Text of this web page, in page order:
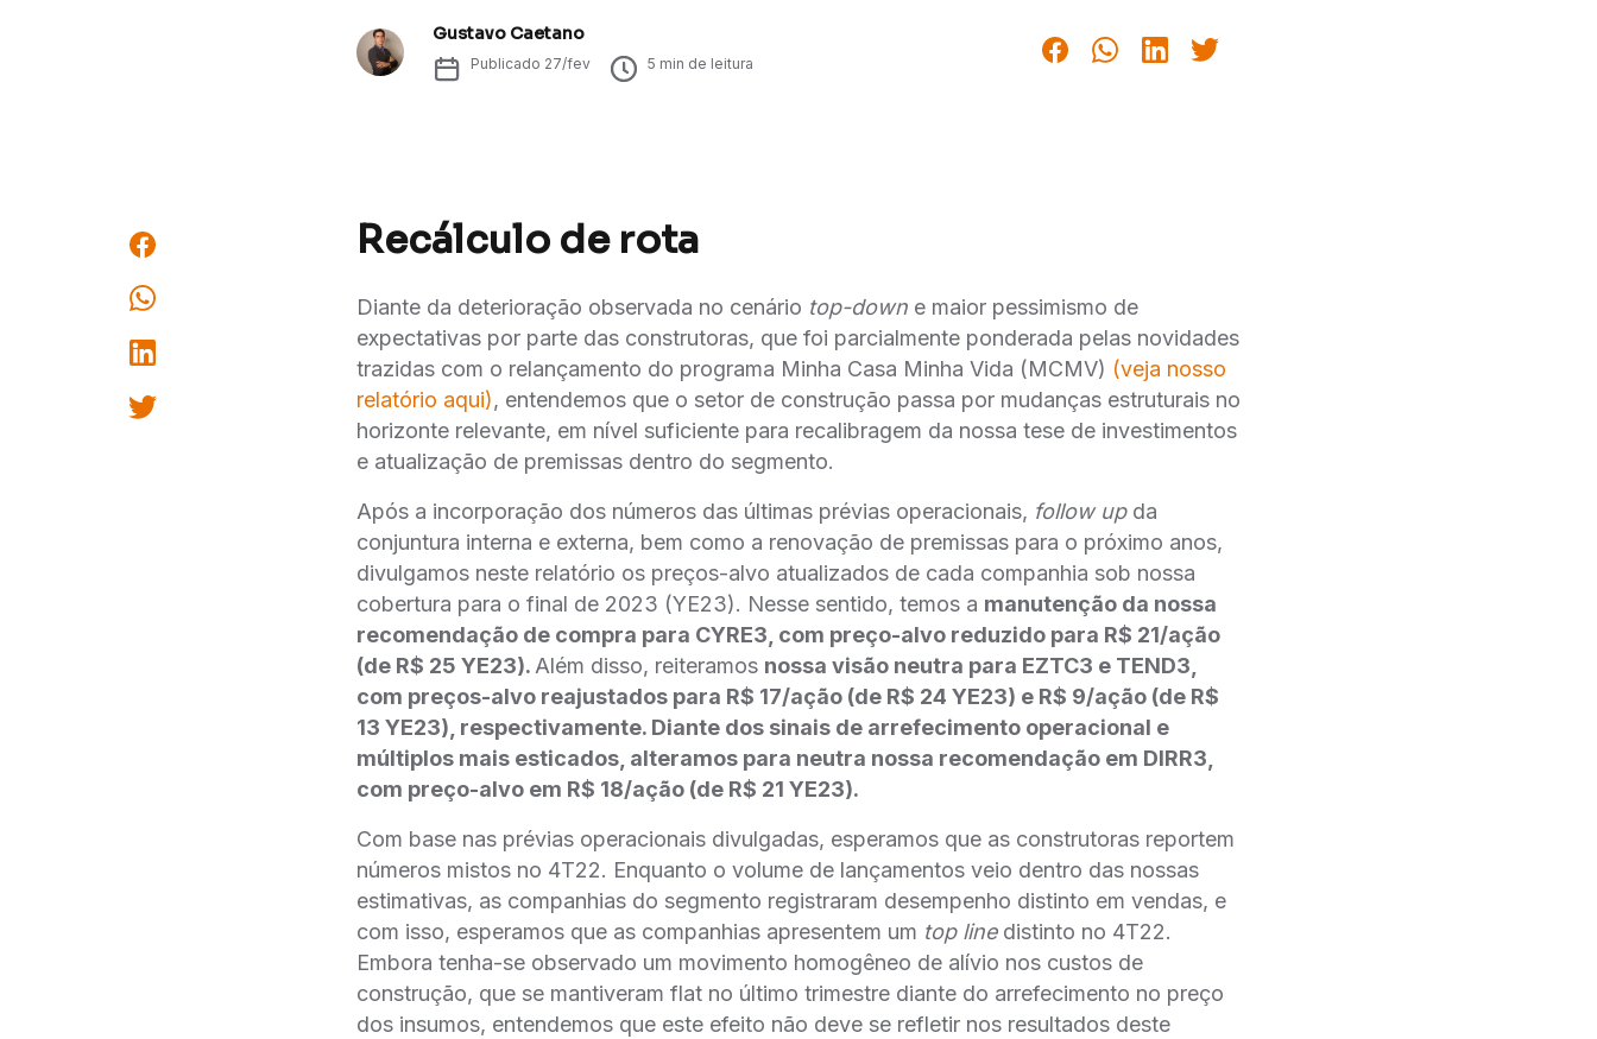
Gustavo Caetano
Publicado 27/fev 5 min de leitura
Recálculo de rota
Diante da deterioração observada no cenário top-down e maior pessimismo de
expectativas por parte das construtoras, que foi parcialmente ponderada pelas novidades
trazidas com o relançamento do programa Minha Casa Minha Vida (MCMV) (veja nosso
relatório aqui), entendemos que o setor de construção passa por mudanças estruturais no
horizonte relevante, em nível suficiente para recalibragem da nossa tese de investimentos
e atualização de premissas dentro do segmento.
Após a incorporação dos números das últimas prévias operacionais, follow upda
conjuntura interna e externa, bem como a renovação de premissas para o próximo anos,
divulgamos neste relatório os preços-alvo atualizados de cada companhia sob nossa
cobertura para o final de 2023 (YE23). Nesse sentido, temos a manutenção da nossa
recomendação de compra para CYRE3, com preço-alvo reduzido para R$ 21/ação
(de R$ 25 YE23). Além disso, reiteramos nossa visão neutra para EZTC3 e TEND3,
com preços-alvo reajustados para R$ 17/ação (de R$ 24 YE23) e R$ 9/ação (de R$
13 YE23), respectivamente. Diante dos sinais de arrefecimento operacional e
múltiplos mais esticados, alteramos para neutra nossa recomendação em DIRR3,
com preço-alvo em R$ 18/ação (de R$ 21 YE23).
Com base nas prévias operacionais divulgadas, esperamos que as construtoras reportem
números mistos no 4T22. Enquanto o volume de lançamentos veio dentro das nossas
estimativas, as companhias do segmento registraram desempenho distinto em vendas, e
com isso, esperamos que as companhias apresentem um top linedistinto no 4T22.
Embora tenha-se observado um movimento homogêneo de alívio nos custos de
construção, que se mantiveram flat no último trimestre diante do arrefecimento no preço
dos insumos, entendemos que este efeito não deve se refletir nos resultados deste